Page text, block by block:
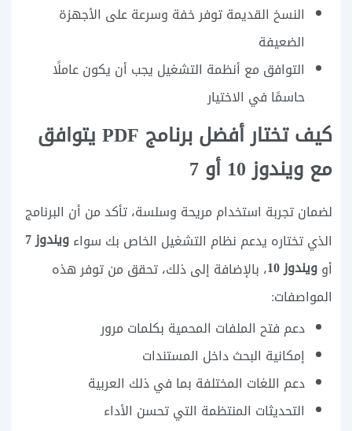
النسخ القديمة توفر خفة وسرعة على الأجهزة
الضعيفة
التوافق مع أنظمة التشغيل يجب أن يكون عاملًا
حاسمًا في الاختيار
كيف تختار أفضل برنامج PDF يتوافق
مع ويندوز 10 أو 7
لضمان تجربة استخدام مريحة وسلسة، تأكد من أن البرنامج
الذي تختاره يدعم نظام التشغيل الخاص بك سواءويندوز 7
أوويندوز 10
، بالإضافة إلى ذلك، تحقق من توفر هذه
المواصفات:
دعم فتح الملفات المحمية بكلمات مرور
إمكانية البحث داخل المستندات
دعم اللغات المختلفة بما في ذلك العربية
التحديثات المنتظمة التي تحسن الأداء